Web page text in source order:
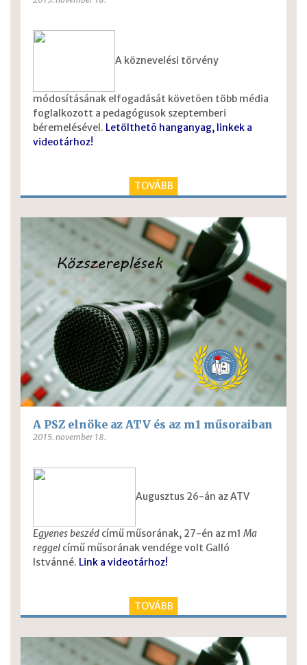
A köznevelési törvény
módosításának elfogadását követõen több média
foglalkozott a pedagógusok szeptemberi
béremelésével. Letölthetõ hanganyag, linkek a
videotárhoz!
TOVÁBB
A PSZ elnöke az ATV és az m1 műsoraiban
2015. november 18.
Augusztus 26-án az ATV
Egyenes beszédcímű műsorának, 27-én az m1 Ma
reggel című műsorának vendége volt Galló
Istvánné. Link a videotárhoz!
TOVÁBB